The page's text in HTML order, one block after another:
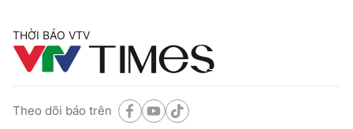
THỜI BÁO VTV
Theo dõi báo trên